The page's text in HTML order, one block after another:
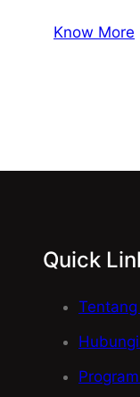
Know More
Quick
Tentang